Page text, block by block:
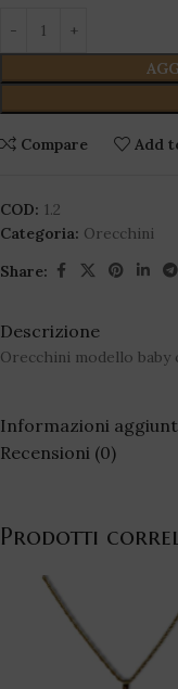
Compare Add
COD: 1.2
Categoria: Orecchini
Share:
Descrizione
Orecchini modello
Informazioni
Recensioni (0)
Prodotti